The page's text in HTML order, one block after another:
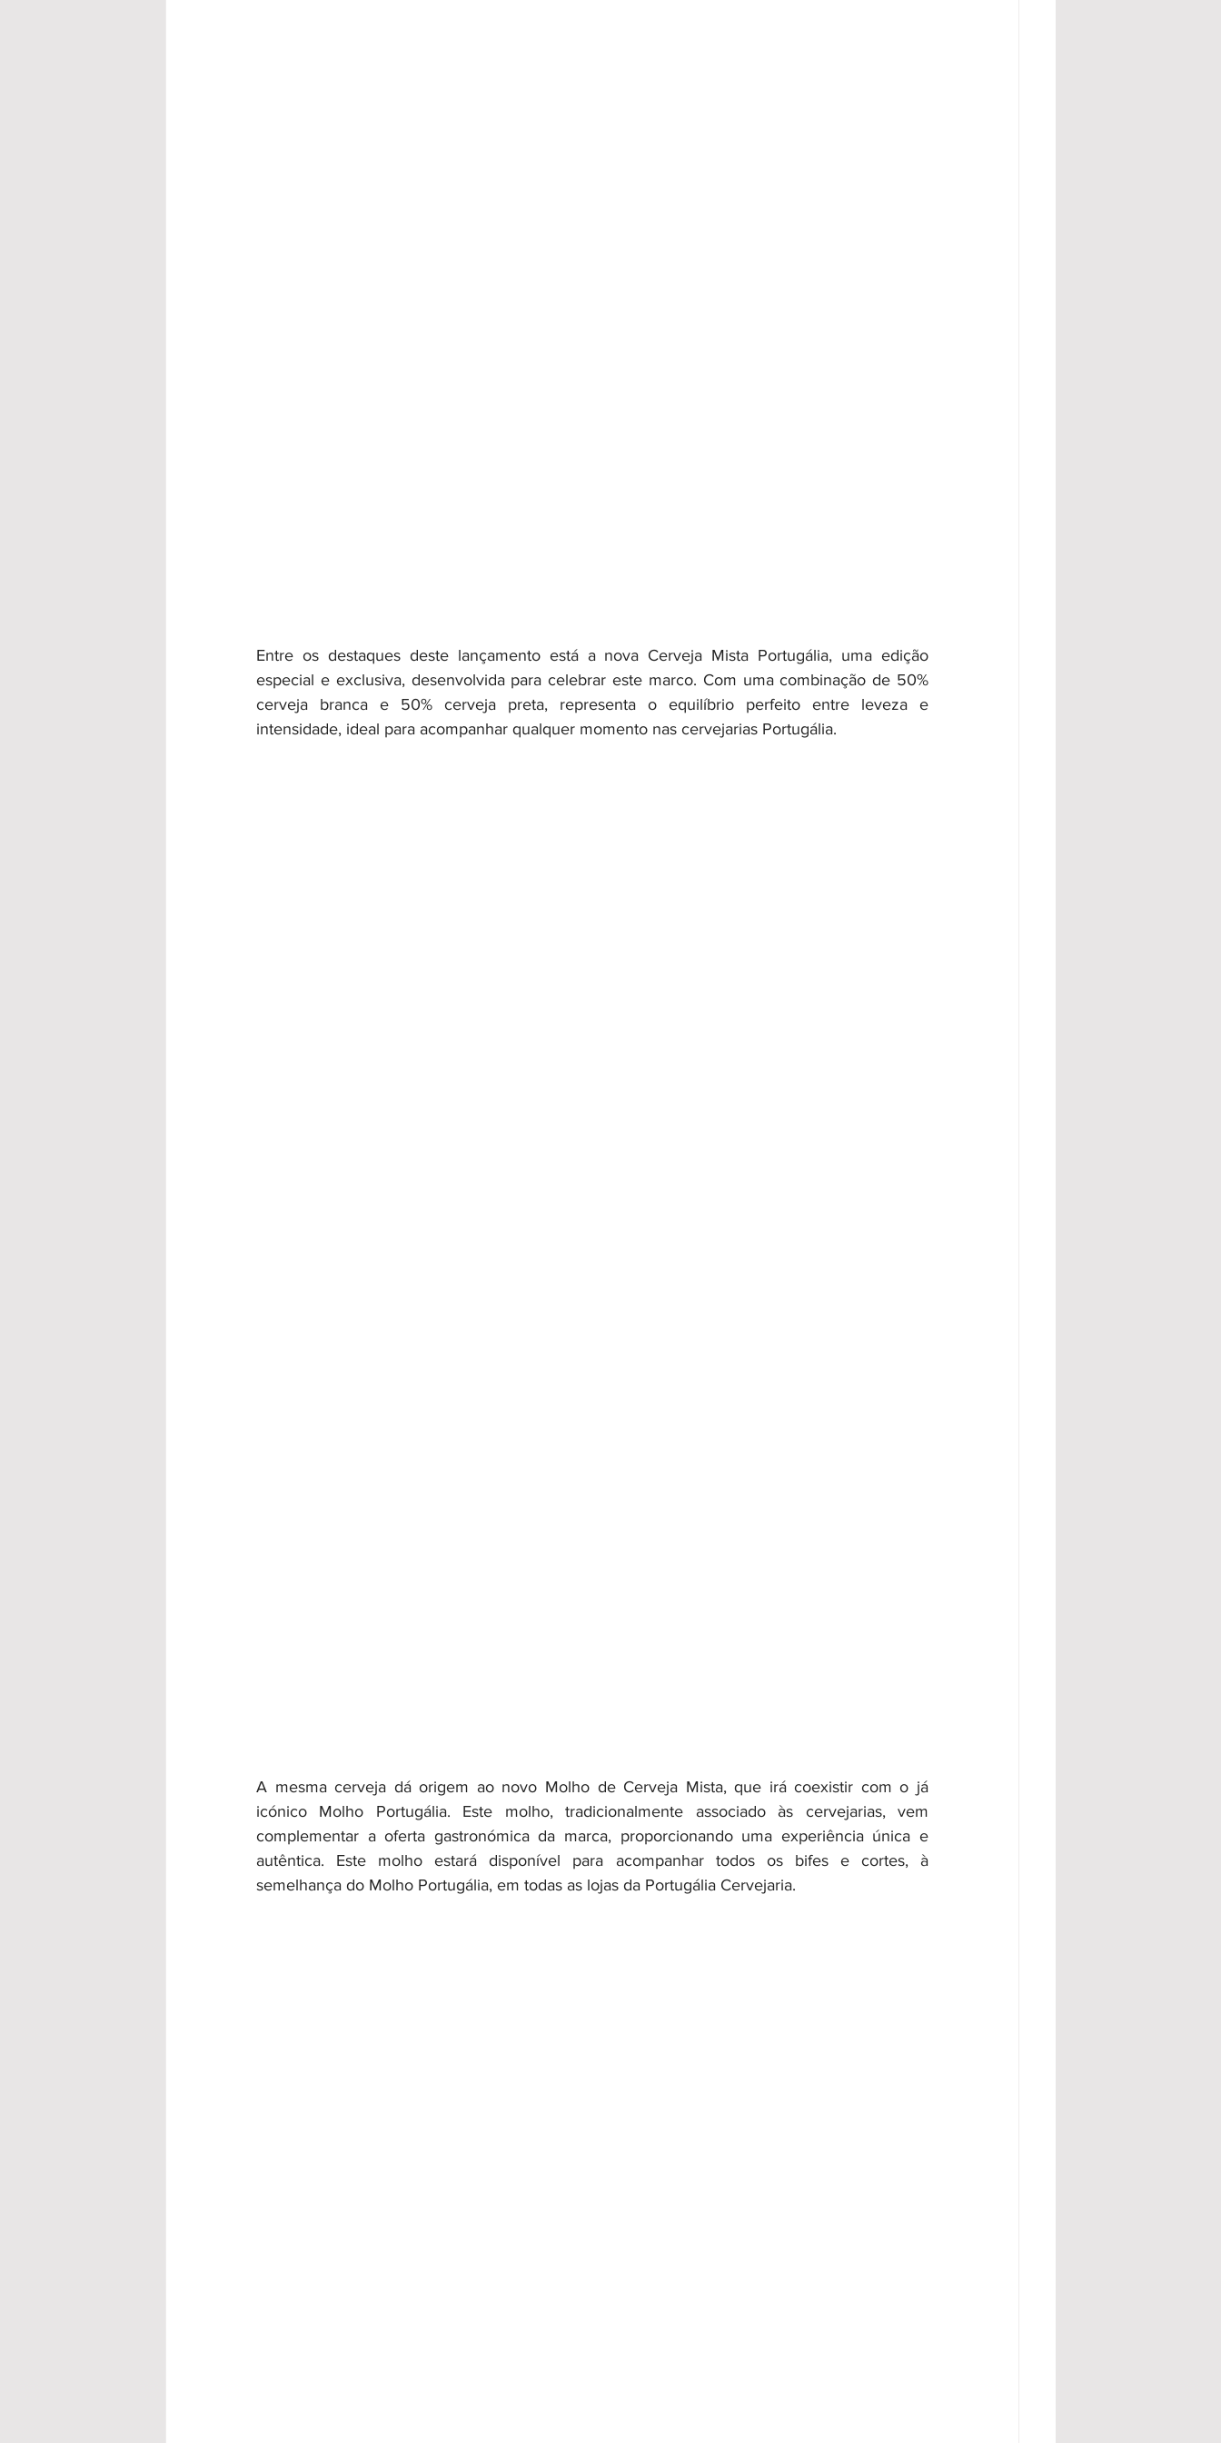
Entre os destaques deste lançamento está a nova Cerveja Mista Portugália, uma edição
especial e exclusiva, desenvolvida para celebrar este marco. Com uma combinação de 50%
cerveja branca e 50% cerveja preta, representa o equilíbrio perfeito entre leveza e
intensidade, ideal para acompanhar qualquer momento nas cervejarias Portugália.
A mesma cerveja dá origem ao novo Molho de Cerveja Mista, que irá coexistir com o já
icónico Molho Portugália. Este molho, tradicionalmente associado às cervejarias, vem
complementar a oferta gastronómica da marca, proporcionando uma experiência única e
autêntica. Este molho estará disponível para acompanhar todos os bifes e cortes, à
semelhança do Molho Portugália, em todas as lojas da Portugália Cervejaria.